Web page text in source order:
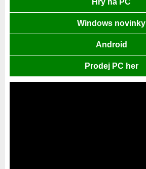
Hry na PC
Windows novinky
Android
Prodej PC her